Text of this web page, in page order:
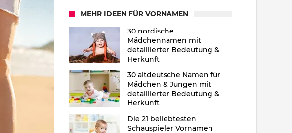
MEHR IDEEN FÜR VORNAMEN
30 nordische
Mädchennamen mit
detaillierter Bedeutung &
Herkunft
30 altdeutsche Namen für
Mädchen & Jungen mit
detaillierter Bedeutung &
Herkunft
Die 21 beliebtesten
Schauspieler Vornamen